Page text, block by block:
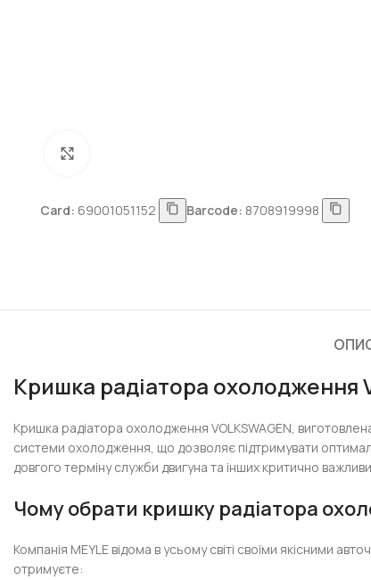
Card: 69001051152 Barcode: 8708919998
Кришка радіатора охолодження
Кришка радіатора охолодження VOLKSWAGEN,
системи охолодження, що дозволяє підтримувати
довгого терміну служби двигуна та інших критично
Чому обрати кришку радіатора
Компанія MEYLE відома в усьому світі своїми якісними
отримуєте: